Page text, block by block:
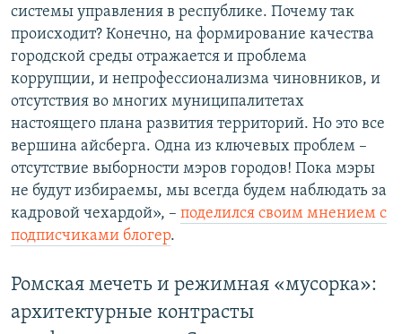
системы управления в республике. Почему так
происходит? Конечно, на формирование качества
городской среды отражается и проблема
коррупции, и непрофессионализма чиновников, и
отсутствия во многих муниципалитетах
настоящего плана развития территорий. Но это все
вершина айсберга. Одна из ключевых проблем –
отсутствие выборности мэров городов! Пока мэры
не будут избираемы, мы всегда будем наблюдать за
кадровой чехардой», – поделился своим мнением с
подписчиками блогер.
Ромская мечеть и режимная «мусорка»:
архитектурные контрасты